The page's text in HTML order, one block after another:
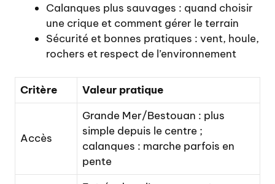
Calanques plus sauvages : quand choisir
une crique et comment gérer le terrain
Sécurité et bonnes pratiques : vent, houle,
rochers et respect de l’environnement
Critère Valeur pratique
Accès
Grande Mer/Bestouan : plus
simple depuis le centre ;
calanques : marche parfois en
pente